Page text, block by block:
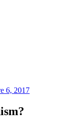
6, 2017